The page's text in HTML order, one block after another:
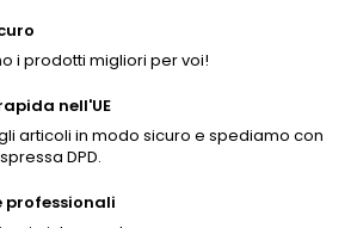
i prodotti migliori per voi!
nell'UE
articoli in modo sicuro e spediamo con
DPD.
professionali